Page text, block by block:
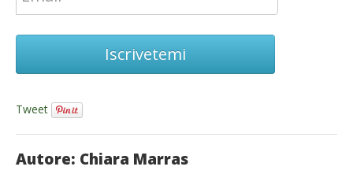
Iscrivetemi
Tweet
Autore: Chiara Marras